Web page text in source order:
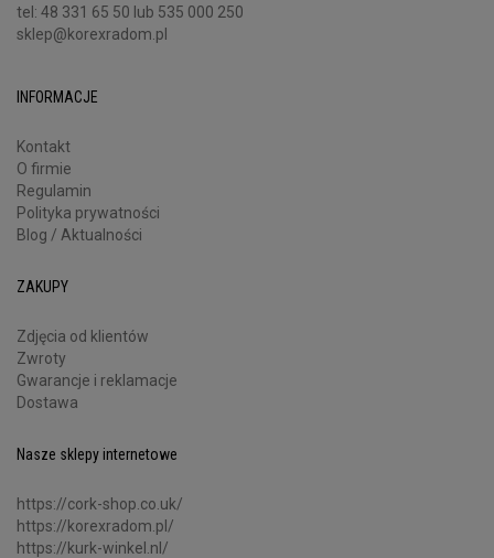
tel: 48 331 65 50 lub 535 000 250
sklep@korexradom.pl
INFORMACJE
Kontakt
O firmie
Regulamin
Polityka prywatności
Blog / Aktualności
ZAKUPY
Zdjęcia od klientów
Zwroty
Gwarancje i reklamacje
Dostawa
Nasze sklepy internetowe
https://cork-shop.co.uk/
https://korexradom.pl/
https://kurk-winkel.nl/